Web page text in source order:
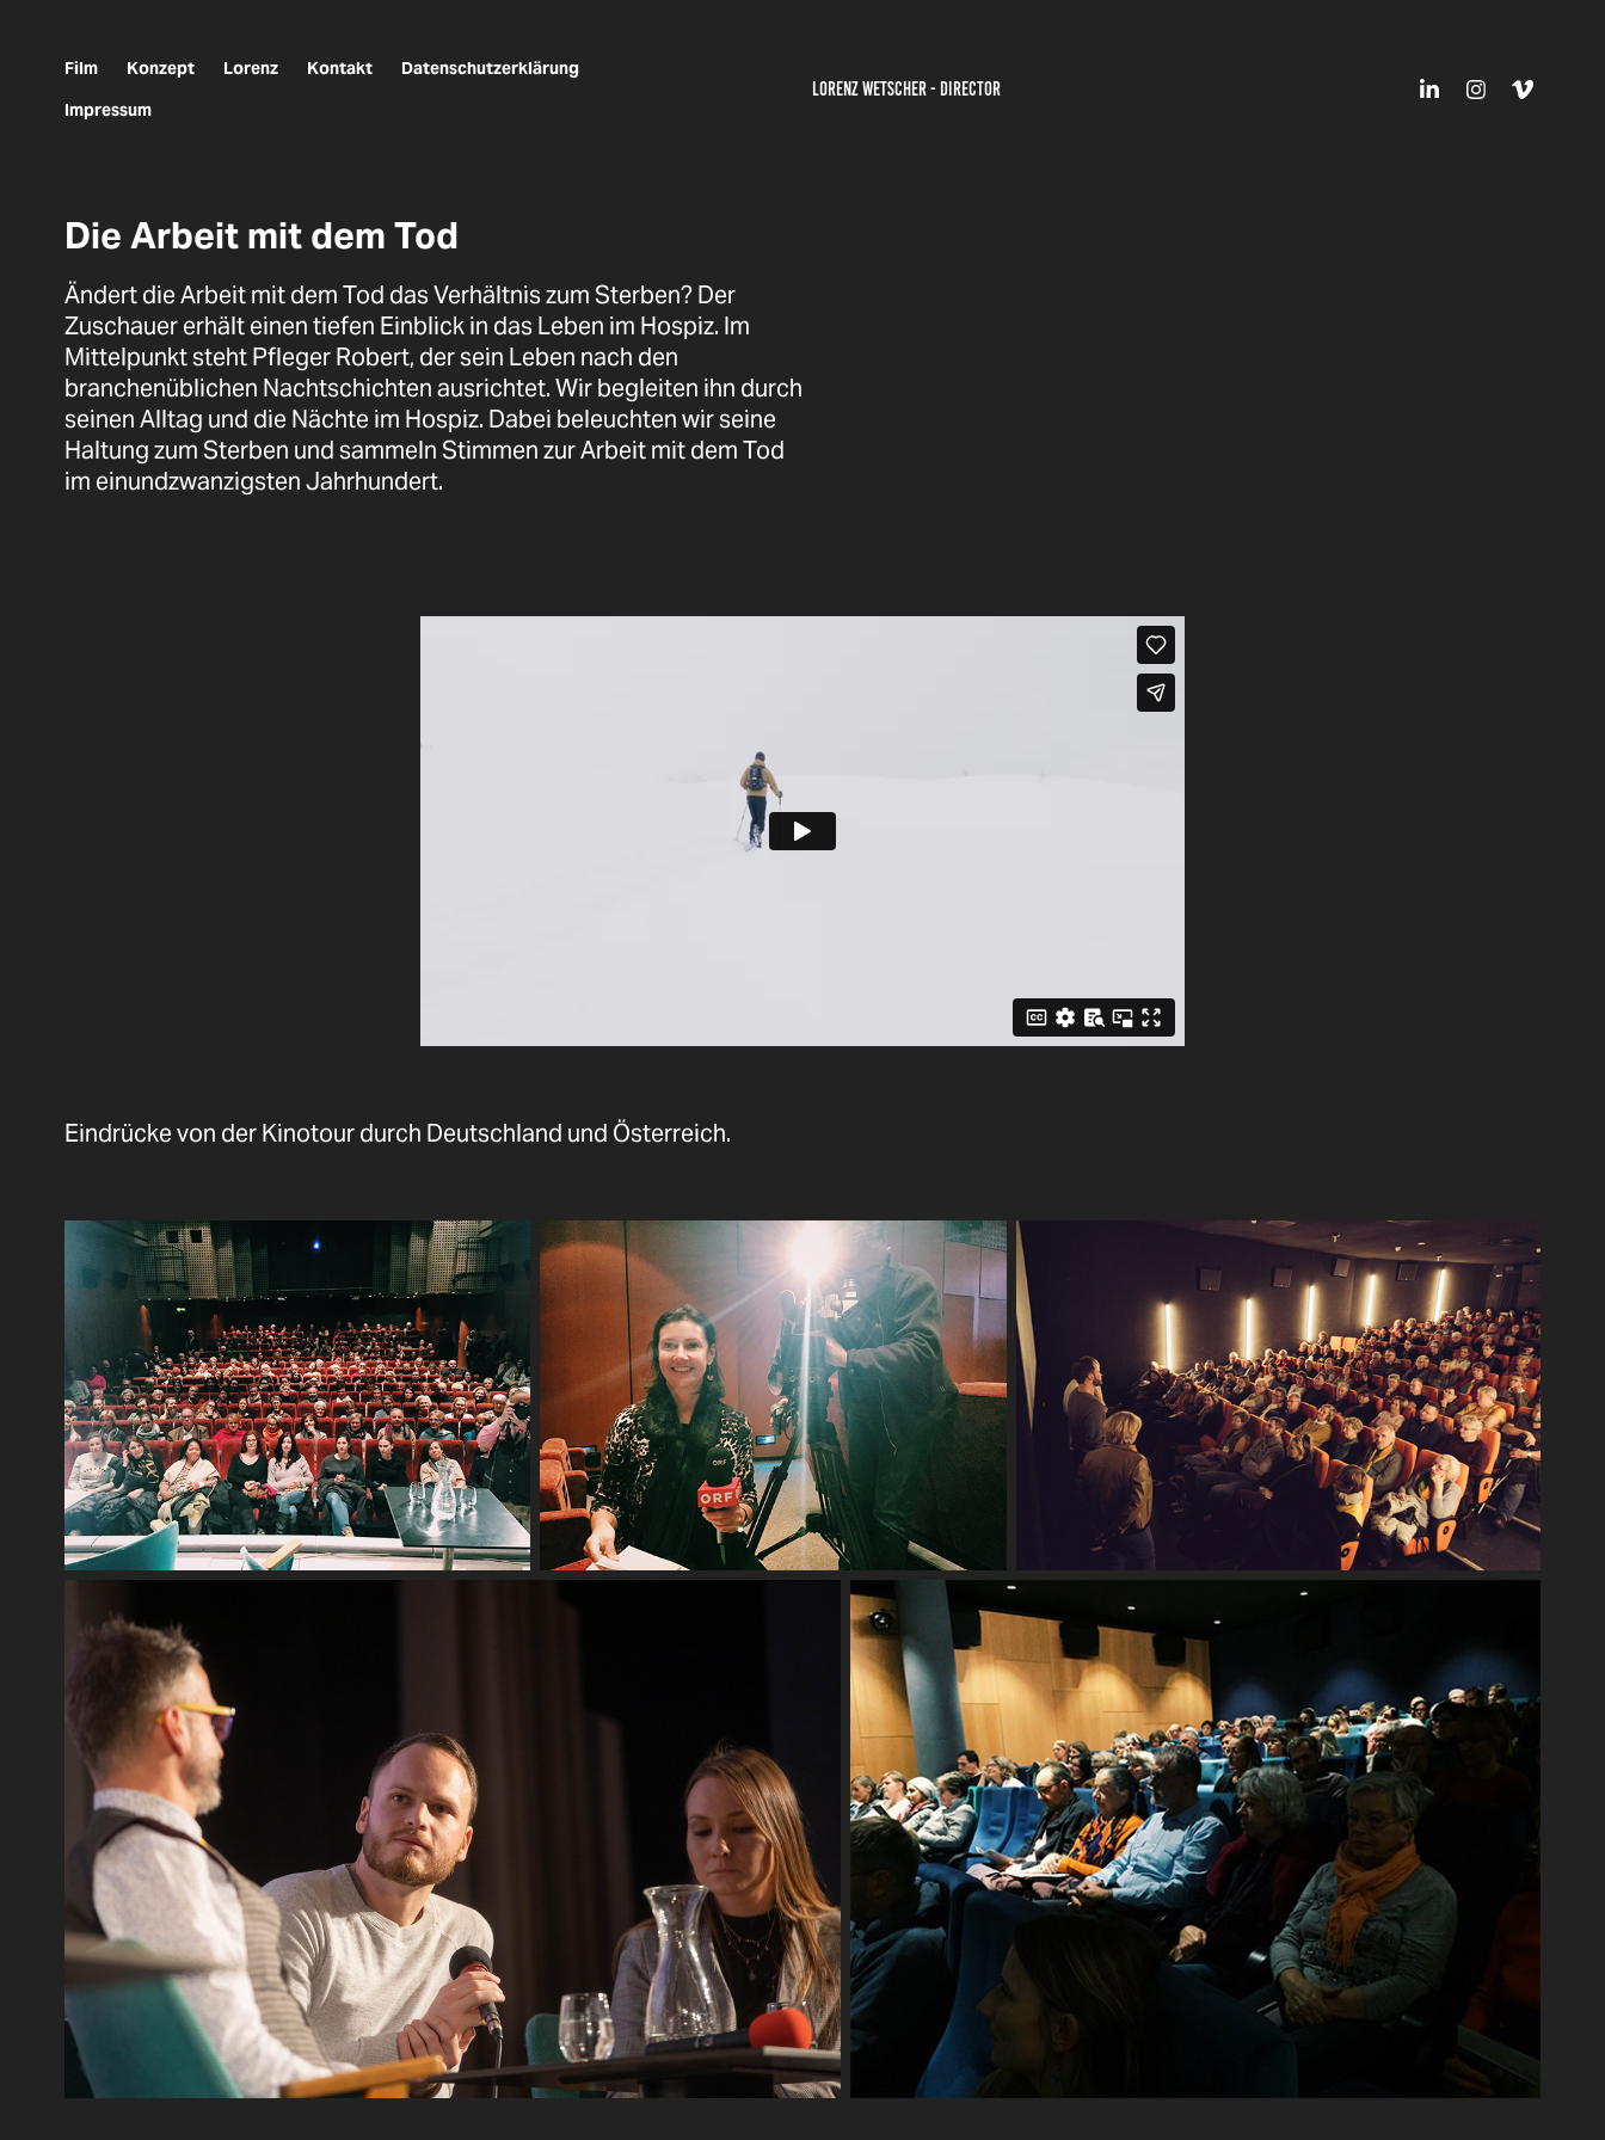
Film Konzept Lorenz Kontakt
Datenschutzerklärung
Impressum
LORENZ WETSCHER - DIRECTOR
Die Arbeit mit dem Tod
Ändert die Arbeit mit dem Tod das Verhältnis zum Sterben? Der
Zuschauer erhält einen tiefen Einblick in das Leben im Hospiz. Im
Mittelpunkt steht Pfleger Robert, der sein Leben nach den
branchenüblichen Nachtschichten ausrichtet. Wir begleiten ihn durch
seinen Alltag und die Nächte im Hospiz. Dabei beleuchten wir seine
Haltung zum Sterben und sammeln Stimmen zur Arbeit mit dem Tod
im einundzwanzigsten Jahrhundert.
Eindrücke von der Kinotour durch Deutschland und Österreich.